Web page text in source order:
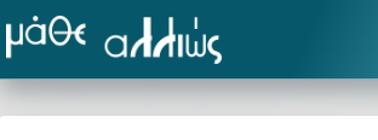
στο
περιεχόμενο